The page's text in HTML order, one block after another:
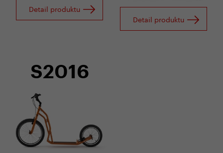
Detail produktu
Detail produktu
S2016